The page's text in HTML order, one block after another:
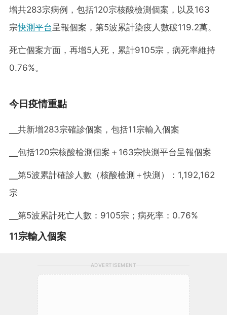
增共283宗病例，包括120宗核酸檢測個案，以及163
宗快測平台呈報個案，第5波累計染疫人數破119.2萬。
死亡個案方面，再增5人死，累計9105宗，病死率維持
0.76%。
今日疫情重點
╴共新增283宗確診個案，包括11宗輸入個案
╴包括120宗核酸檢測個案＋163宗快測平台呈報個案
╴第5波累計確診人數（核酸檢測＋快測）：1,192,162
宗
╴第5波累計死亡人數：9105宗；病死率：0.76%
11宗輸入個案
ADVERTISEMENT